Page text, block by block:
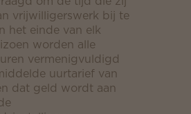
vrijwilligerswerk bij te
het einde van elk
worden alle
vermenigvuldigd
uurtarief van
dat geld wordt aan